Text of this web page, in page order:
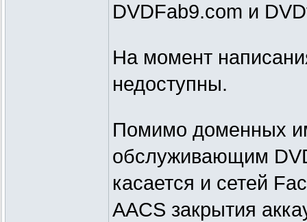
DVDFab9.com и
На момент
недоступны.
Помимо доменных
обслуживающим
касается и сетей
AACS закрытия